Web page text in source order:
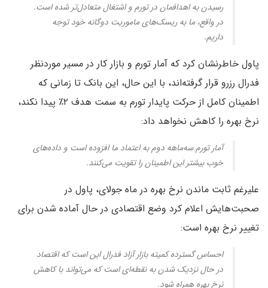
رسیدن به اهدافمان در تورم و اشتغال متعادل‌تر شده است.
در واقع، ما به ریسک‌های ماموریت دوگانه خود توجه
داریم.
پاول خاطرنشان کرد که آمار تورم و بازار کار در مسیر موردنظر
فدرال رزرو قرار گرفته‌اند،‌ با این حال، این بانک تا زمانی که
اطمینان کامل از حرکت پایدار تورم به سمت هدف ۲٪ پیدا نکند،
نرخ بهره را کاهش نخواهد داد:
آمار تورم سه‌ماهه دوم به اعتماد ما افزوده است و داده‌های
خوب بیشتر این اطمینان را تقویت می‌کنند.
علیرغم ثابت ماندن نرخ بهره در ماه جولای، پاول در
صحبت‌هایش اعلام کرد وضع اقتصادی در حال آماده شدن برای
تغییر نرخ بهره است:
احساس گسترده کمیته بازار آزاد فدرال این است که اقتصاد
در حال نزدیک شدن به نقطه‌ای است که می‌تواند با کاهش
نرخ بهره همراه شود.